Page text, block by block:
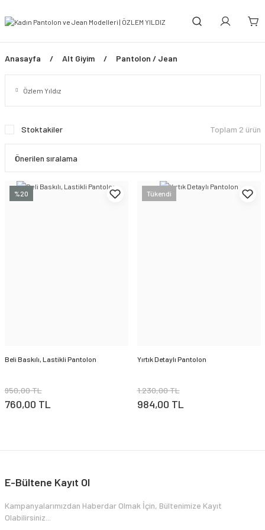
Anasayfa Alt Giyim Pantolon / Jean
Özlem Yıldız
Stoktakiler Toplam 2 ürün
%20
Beli Baskılı, Lastikli Pantolon
950,00 TL
760,00 TL
Tükendi
Yırtık Detaylı Pantolon
1.230,00 TL
984,00 TL
E-Bültene Kayıt Ol
Kampanyalarımızdan Haberdar Olmak İçin, Bültenimize Kayıt
Olabilirsiniz...